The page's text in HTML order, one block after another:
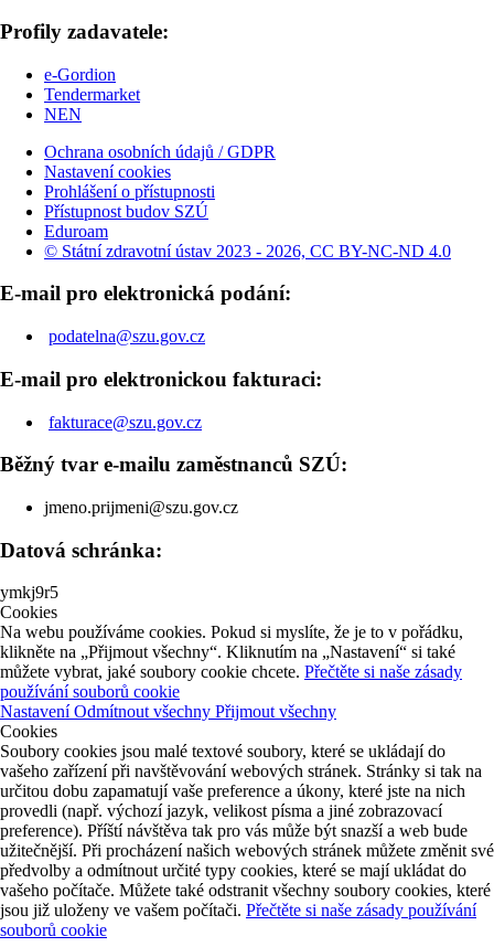
Profily zadavatele:
e-Gordion
Tendermarket
NEN
Ochrana osobních údajů / GDPR
Nastavení cookies
Prohlášení o přístupnosti
Přístupnost budov SZÚ
Eduroam
© Státní zdravotní ústav 2023 - 2026, CC BY-NC-ND 4.0
E-mail pro elektronická podání:
podatelna@szu.gov.cz
E-mail pro elektronickou fakturaci:
fakturace@szu.gov.cz
Běžný tvar e-mailu zaměstnanců SZÚ:
jmeno.prijmeni@szu.gov.cz
Datová schránka:
ymkj9r5
Cookies
Na webu používáme cookies. Pokud si myslíte, že je to v pořádku,
klikněte na „Přijmout všechny“. Kliknutím na „Nastavení“ si také
můžete vybrat, jaké soubory cookie chcete. Přečtěte si naše zásady
používání souborů cookie
Nastavení Odmítnout všechny Přijmout všechny
Cookies
Soubory cookies jsou malé textové soubory, které se ukládají do
vašeho zařízení při navštěvování webových stránek. Stránky si tak na
určitou dobu zapamatují vaše preference a úkony, které jste na nich
provedli (např. výchozí jazyk, velikost písma a jiné zobrazovací
preference). Příští návštěva tak pro vás může být snazší a web bude
užitečnější. Při procházení našich webových stránek můžete změnit své
předvolby a odmítnout určité typy cookies, které se mají ukládat do
vašeho počítače. Můžete také odstranit všechny soubory cookies, které
jsou již uloženy ve vašem počítači. Přečtěte si naše zásady používání
souborů cookie